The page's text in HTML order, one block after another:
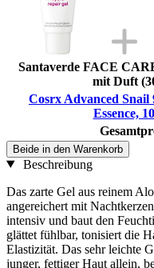
Santaverde FACE
mit Duft
Cosrx Advanced
Essence,
Beide in den Warenkorb
Beschreibung
Das zarte Gel aus reinem
angereichert mit
intensiv und baut den
glättet fühlbar, tonisiert die
Elastizität. Das sehr leichte
junger, fettiger Haut allein,